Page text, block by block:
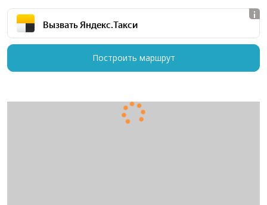
Вызвать Яндекс.Такси
Построить маршрут